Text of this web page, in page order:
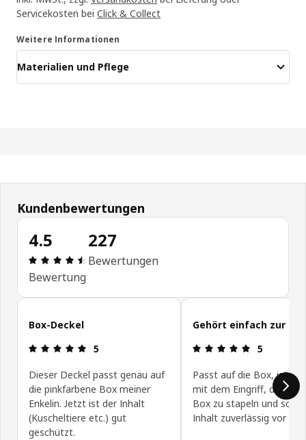
Servicekosten bei Click & Collect
Weitere Informationen
Materialien und Pflege
Kundenbewertungen
4.5
Produktbewertung: 4.5 von 5 Sterne Alle
Bewertung
227
Bewertungen
Kundenbewertungen überspringen
Box-Deckel
Produktbewertung: 5 von 5 Sterne
5
Dieser Deckel passt genau auf
die pinkfarbene Box meiner
Enkelin. Jetzt ist der Inhalt
(Kuscheltiere etc.) gut
geschützt.
Gehört einfach zur
5
Passt auf die Box, ist
mit dem Eingriff, dient
Box zu stapeln und
Inhalt zuverlässig vor